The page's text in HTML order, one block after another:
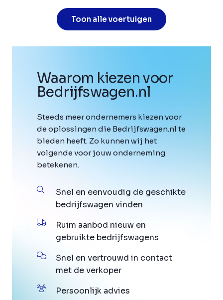
Toon alle voertuigen
Waarom kiezen voor
Bedrijfswagen.nl
Steeds meer ondernemers kiezen voor
de oplossingen die Bedrijfswagen.nl te
bieden heeft. Zo kunnen wij het
volgende voor jouw onderneming
betekenen.
Snel en eenvoudig de geschikte
bedrijfswagen vinden
Ruim aanbod nieuw en
gebruikte bedrijfswagens
Snel en vertrouwd in contact
met de verkoper
Persoonlijk advies